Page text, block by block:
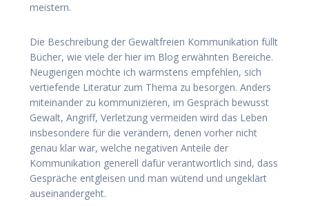
meistern.
Die Beschreibung der Gewaltfreien Kommunikation füllt
Bücher, wie viele der hier im Blog erwähnten Bereiche.
Neugierigen möchte ich wärmstens empfehlen, sich
vertiefende Literatur zum Thema zu besorgen. Anders
miteinander zu kommunizieren, im Gespräch bewusst
Gewalt, Angriff, Verletzung vermeiden wird das Leben
insbesondere für die verändern, denen vorher nicht
genau klar war, welche negativen Anteile der
Kommunikation generell dafür verantwortlich sind, dass
Gespräche entgleisen und man wütend und ungeklärt
auseinandergeht.